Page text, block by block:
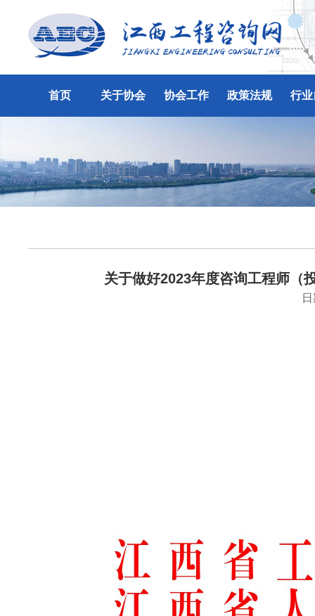
首页 关于协会 协会工作 政策法规 行
关于做好2023年度咨询工程师（